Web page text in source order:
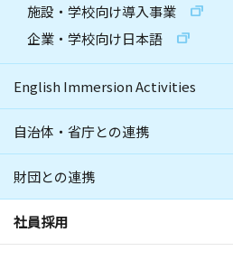
施設・学校向け導入事業
企業・学校向け日本語
English Immersion Activities
自治体・省庁との連携
財団との連携
社員採用